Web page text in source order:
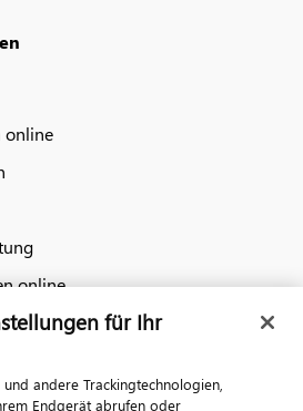
online
online
für Ihr
andere Trackingtechnologien,
Endgerät abrufen oder